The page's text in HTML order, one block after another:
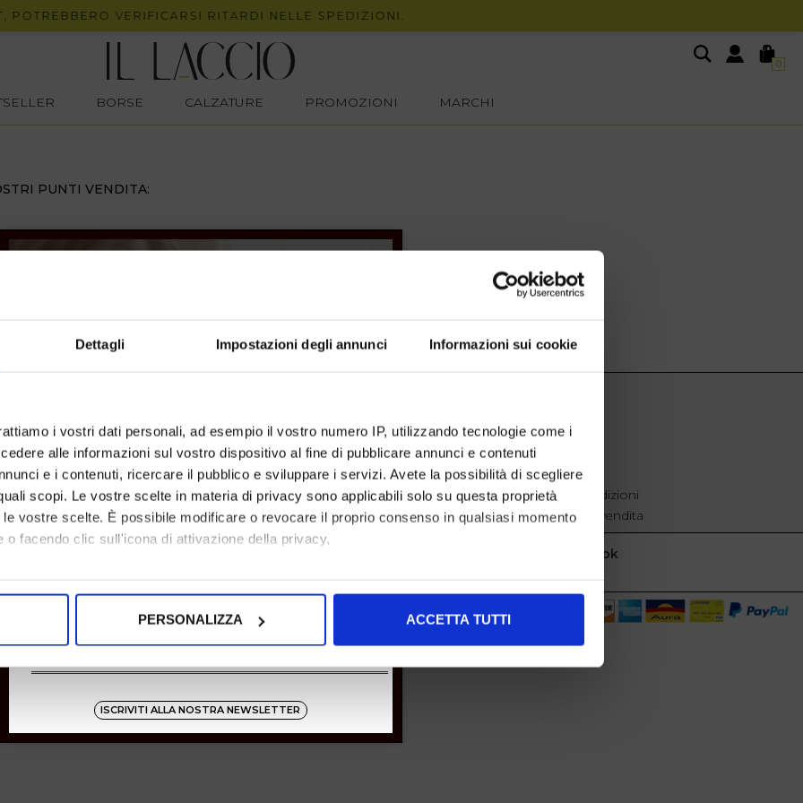
Dettagli Impostazioni degli annunci Informazioni sui cookie
i vostri dati personali, ad esempio il vostro numero IP, utilizzando tecnologie come i
alle informazioni sul vostro dispositivo al fine di pubblicare annunci e contenuti
e i contenuti, ricercare il pubblico e sviluppare i servizi. Avete la possibilità di scegliere
scopi. Le vostre scelte in materia di privacy sono applicabili solo su questa proprietà
vostre scelte. È possibile modificare o revocare il proprio consenso in qualsiasi momento
o facendo clic sull'icona di attivazione della privacy.
anche:
scansionandolo attivamente alla ricerca di caratteristiche specifiche (impronte
elaborati i tuoi dati personali e imposta le tue preferenze nella
PERSONALIZZA ACCETTA TUTTI
VERIFICARSI RITARDI NELLE SPEDIZIONI.
0
BORSE CALZATURE PROMOZIONI MARCHI
PUNTI VENDITA:
SHOPPING
Resi
Pagamenti
Spedizione
EXTRA
cookie policy
Privacy
Termini e condizioni
Condizioni di vendita
Facebook
ISCRIVITI ALLA NOSTRA NEWSLETTER